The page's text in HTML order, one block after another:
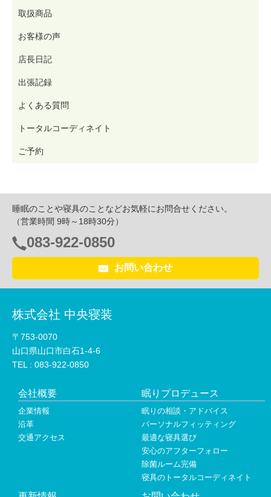
取扱商品
お客様の声
店長日記
出張記録
よくある質問
トータルコーディネイト
ご予約
睡眠のことや寝具のことなどお気軽にお問合せください。
（営業時間 9時～18時30分）
電
話
番
083-922-0850
お問い合わせ
株式会社 中央寝装
〒753-0070
山口県山口市白石1-4-6
TEL : 083-922-0850
会社概要
企業情報
沿革
交通アクセス
眠りプロデュース
眠りの相談・アドバイス
パーソナルフィッティング
最適な寝具選び
安心のアフターフォロー
除菌ルーム完備
寝具のトータルコーディネイト